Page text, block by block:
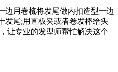
边用卷梳将发尾做内扣造型一边
发尾;用直板夹或者卷发棒给头
让专业的发型师帮忙解决这个